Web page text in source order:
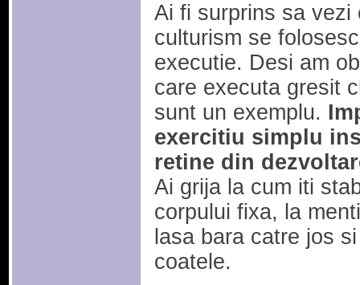
Ai fi surprins sa vezi
culturism se
executie. Desi am
care executa gresit
sunt un exemplu.
exercitiu simplu
retine din
Ai grija la cum iti
corpului fixa, la
lasa bara catre jos
coatele.